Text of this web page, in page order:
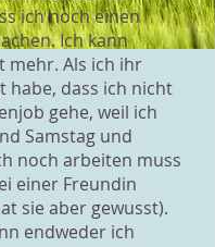
ich noch einen
Ich kann
mehr. Als ich ihr
habe, dass ich nicht
gehe, weil ich
Samstag und
noch arbeiten muss
einer Freundin
sie aber gewusst).
endweder ich